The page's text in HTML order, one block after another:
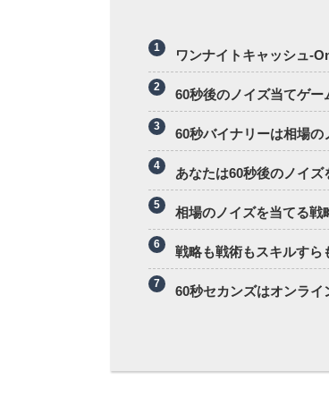
ワンナイトキャッシュ-
60秒後のノイズ当てゲー
60秒バイナリーは相場
あなたは60秒後のノイズ
相場のノイズを当てる戦
戦略も戦術もスキルすら
60秒セカンズはオンライ